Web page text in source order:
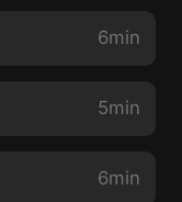
6min
5min
6min